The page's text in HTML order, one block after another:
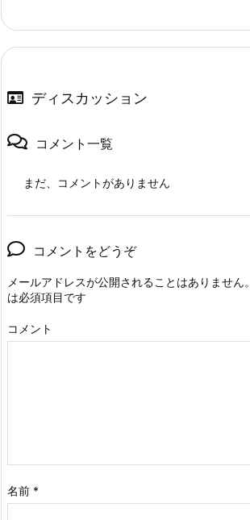
ディスカッション
コメント一覧
まだ、コメントがありません
コメントをどうぞ
メールアドレスが公開されることはありません。
は必須項目です
コメント
名前 *